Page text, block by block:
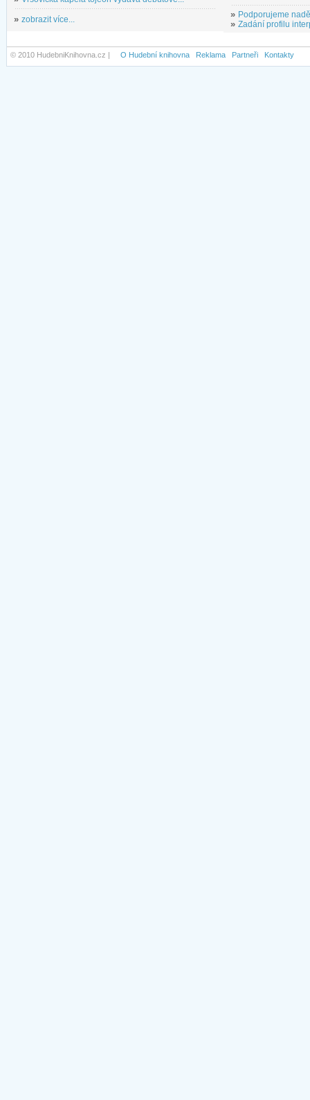
» zobrazit více... » Podporujeme
» Zadání profilu
© 2010 HudebniKnihovna.cz | O Hudební knihovna Reklama Partneři Kontakty